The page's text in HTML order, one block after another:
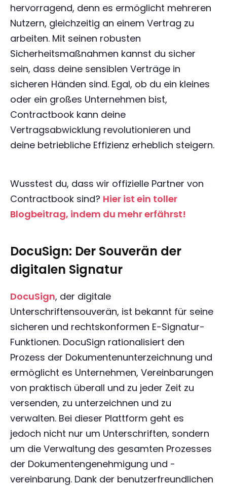
hervorragend, denn es ermöglicht mehreren
Nutzern, gleichzeitig an einem Vertrag zu
arbeiten. Mit seinen robusten
Sicherheitsmaßnahmen kannst du sicher
sein, dass deine sensiblen Verträge in
sicheren Händen sind. Egal, ob du ein kleines
oder ein großes Unternehmen bist,
Contractbook kann deine
Vertragsabwicklung revolutionieren und
deine betriebliche Effizienz erheblich steigern.
Wusstest du, dass wir offizielle Partner von
Contractbook sind? Hier ist ein toller
Blogbeitrag, indem du mehr erfährst!
DocuSign: Der Souverän der
digitalen Signatur
DocuSign, der digitale
Unterschriftensouverän, ist bekannt für seine
sicheren und rechtskonformen E-Signatur-
Funktionen. DocuSign rationalisiert den
Prozess der Dokumentenunterzeichnung und
ermöglicht es Unternehmen, Vereinbarungen
von praktisch überall und zu jeder Zeit zu
versenden, zu unterzeichnen und zu
verwalten. Bei dieser Plattform geht es
jedoch nicht nur um Unterschriften, sondern
um die Verwaltung des gesamten Prozesses
der Dokumentengenehmigung und -
vereinbarung. Dank der benutzerfreundlichen